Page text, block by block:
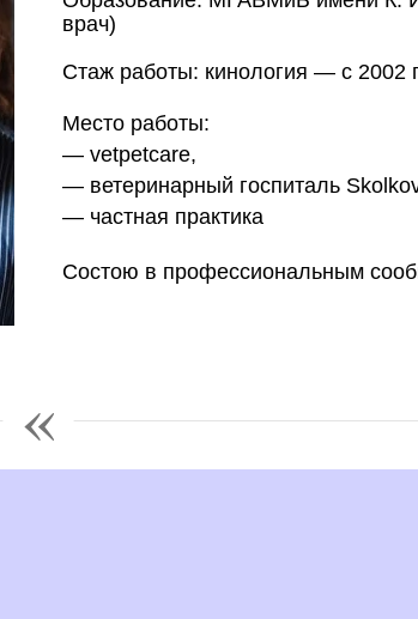
врач)
Стаж работы: кинология — с 2002
Место работы:
— vetpetcare,
— ветеринарный госпиталь
— частная практика
Состою в профессиональным
«